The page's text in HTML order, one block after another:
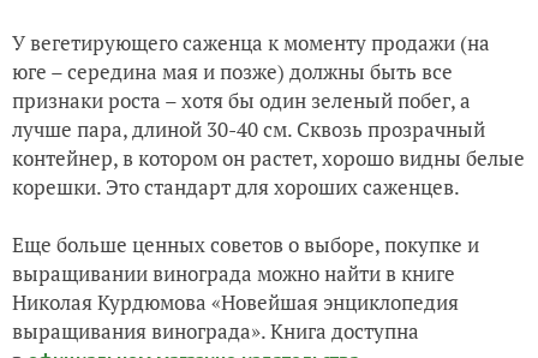
У вегетирующего саженца к моменту продажи (на
юге – середина мая и позже) должны быть все
признаки роста – хотя бы один зеленый побег, а
лучше пара, длиной 30-40 см. Сквозь прозрачный
контейнер, в котором он растет, хорошо видны белые
корешки. Это стандарт для хороших саженцев.
Еще больше ценных советов о выборе, покупке и
выращивании винограда можно найти в книге
Николая Курдюмова «Новейшая энциклопедия
выращивания винограда». Книга доступна